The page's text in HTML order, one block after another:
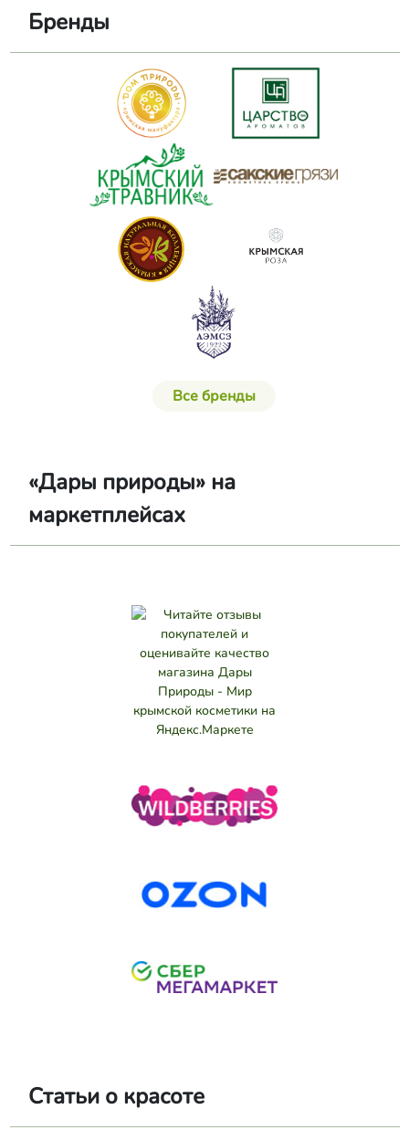
Бренды
Все бренды
«Дары природы» на
маркетплейсах
Статьи о красоте